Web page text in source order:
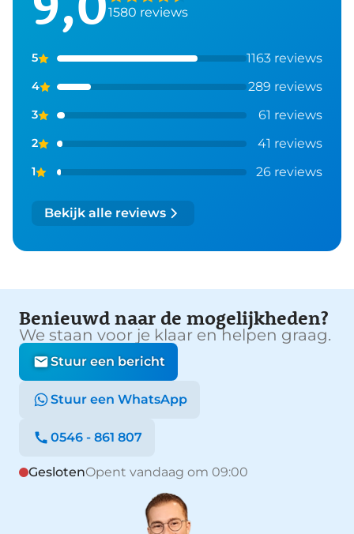
1580 reviews
5 1163 reviews
4 289 reviews
3 61 reviews
2 41 reviews
1 26 reviews
Bekijk alle reviews
Benieuwd naar de mogelijkheden?
We staan voor je klaar en helpen graag.
Stuur een bericht
Stuur een WhatsApp
0546 - 861 807
GeslotenOpent vandaag om 09:00